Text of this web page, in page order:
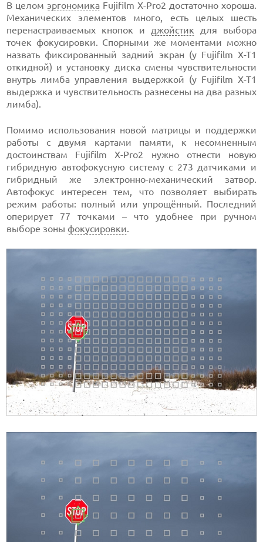
В целом эргономика Fujifilm X-Pro2 достаточно хороша.
Механических элементов много, есть целых шесть
перенастраиваемых кнопок и джойстик для выбора
точек фокусировки. Спорными же моментами можно
назвать фиксированный задний экран (у Fujifilm X-T1
откидной) и установку диска смены чувствительности
внутрь лимба управления выдержкой (у Fujifilm X-T1
выдержка и чувствительность разнесены на два разных
лимба).
Помимо использования новой матрицы и поддержки
работы с двумя картами памяти, к несомненным
достоинствам Fujifilm X-Pro2 нужно отнести новую
гибридную автофокусную систему с 273 датчиками и
гибридный же электронно-механический затвор.
Автофокус интересен тем, что позволяет выбирать
режим работы: полный или упрощённый. Последний
оперирует 77 точками – что удобнее при ручном
выборе зоныфокусировки.